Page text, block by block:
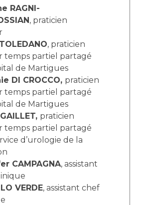
et Réadaptation
malentendants
Handicap 13
de Formation
internes
de santé
au Laboratoire de Biologie
RAGNI-
, praticien
, praticien
temps partiel partagé
de Martigues
DI CROCCO, praticien
temps partiel partagé
de Martigues
praticien
temps partiel partagé
d’urologie de la
CAMPAGNA, assistant
VERDE, assistant chef